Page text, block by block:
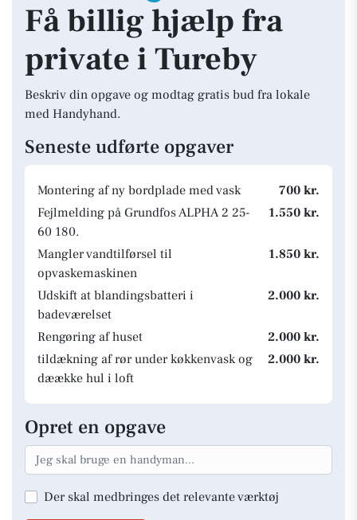
Få billig hjælp fra
private i Tureby
Beskriv din opgave og modtag gratis bud fra lokale
med Handyhand.
Seneste udførte opgaver
Montering af ny bordplade med vask
700 kr.
Fejlmelding på Grundfos ALPHA 2 25-
60 180.
1.550 kr.
Mangler vandtilførsel til
opvaskemaskinen
1.850 kr.
Udskift at blandingsbatteri i
badeværelset
2.000 kr.
Rengøring af huset
2.000 kr.
tildækning af rør under køkkenvask og
dæække hul i loft
2.000 kr.
Opret en opgave
Der skal medbringes det relevante værktøj